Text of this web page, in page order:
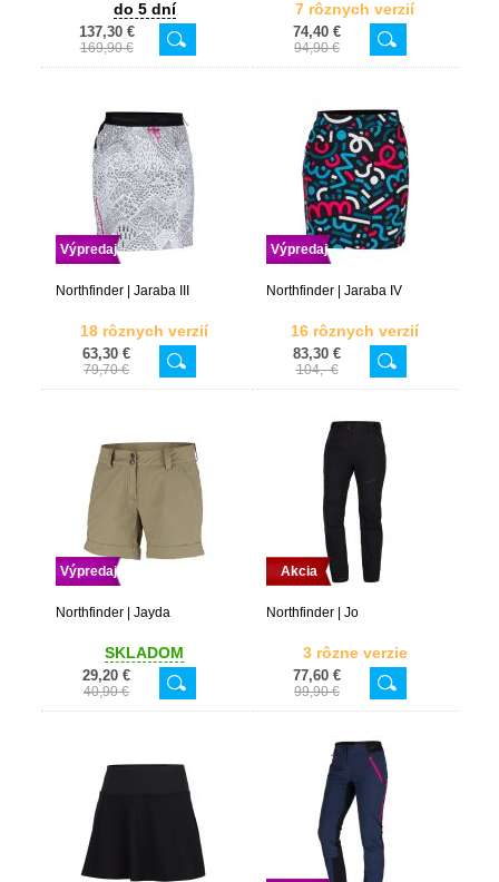
do 5 dní
137,30 €
169,90 €
7 rôznych verzií
74,40 €
94,90 €
Výpredaj
Northfinder | Jaraba III
18 rôznych verzií
63,30 €
79,70 €
Výpredaj
Northfinder | Jaraba IV
16 rôznych verzií
83,30 €
104,- €
Výpredaj
Northfinder | Jayda
SKLADOM
29,20 €
40,90 €
Akcia
Northfinder | Jo
3 rôzne verzie
77,60 €
99,90 €